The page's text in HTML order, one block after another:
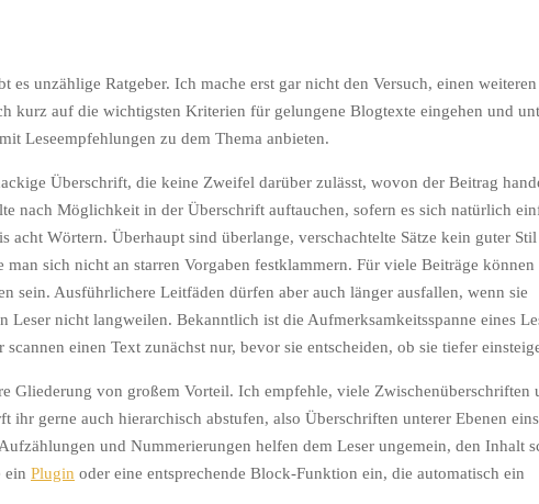
es unzählige Ratgeber. Ich mache erst gar nicht den Versuch, einen weiteren
kurz auf die wichtigsten Kriterien für gelungene Blogtexte eingehen und
Leseempfehlungen zu dem Thema anbieten.
Überschrift, die keine Zweifel darüber zulässt, wovon der Beitrag
nach Möglichkeit in der Überschrift auftauchen, sofern es sich natürlich
acht Wörtern. Überhaupt sind überlange, verschachtelte Sätze kein guter
sich nicht an starren Vorgaben festklammern. Für viele Beiträge können
sein. Ausführlichere Leitfäden dürfen aber auch länger ausfallen, wenn sie
Leser nicht langweilen. Bekanntlich ist die Aufmerksamkeitsspanne eines
einen Text zunächst nur, bevor sie entscheiden, ob sie tiefer
Gliederung von großem Vorteil. Ich empfehle, viele Zwischenüberschriften
ihr gerne auch hierarchisch abstufen, also Überschriften unterer Ebenen
und Nummerierungen helfen dem Leser ungemein, den Inhalt
ein Plugin oder eine entsprechende Block-Funktion ein, die automatisch ein